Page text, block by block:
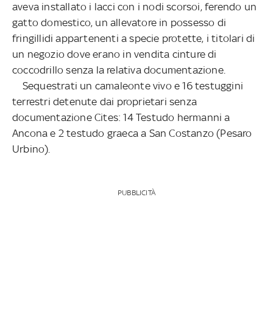
aveva installato i lacci con i nodi scorsoi, ferendo un
gatto domestico, un allevatore in possesso di
fringillidi appartenenti a specie protette, i titolari di
un negozio dove erano in vendita cinture di
coccodrillo senza la relativa documentazione.
Sequestrati un camaleonte vivo e 16 testuggini
terrestri detenute dai proprietari senza
documentazione Cites: 14 Testudo hermanni a
Ancona e 2 testudo graeca a San Costanzo (Pesaro
Urbino).
PUBBLICITÀ